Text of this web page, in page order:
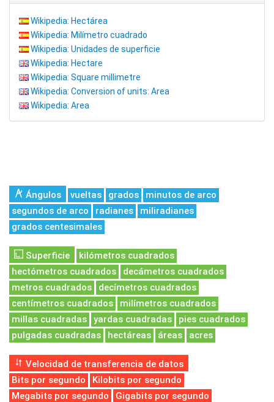
Wikipedia: Hectárea
Wikipedia: Milímetro cuadrado
Wikipedia: Unidades de superficie
Wikipedia: Hectare
Wikipedia: Square millimetre
Wikipedia: Conversion of units: Area
Wikipedia: Area
Ángulos vueltas grados
minutos de arco
segundos de arco
radianes
miliradianes
grados centesimales
Superficie
kilómetros cuadrados
hectómetros cuadrados
decámetros cuadrados
metros cuadrados
decímetros cuadrados
centímetros cuadrados
milímetros cuadrados
millas cuadradas
yardas cuadradas
pies cuadrados
pulgadas cuadradas
hectáreas áreas acres
Velocidad de transferencia de datos
Bits por segundo
Kilobits por segundo
Megabits por segundo
Gigabits por segundo